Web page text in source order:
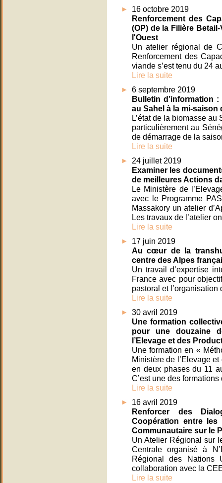
16 octobre 2019
Renforcement des
(OP) de la Filière
l'Ouest
Un atelier régional de
Renforcement des
viande s’est tenu du 24
Lire la suite
6 septembre 2019
Bulletin d’information
au Sahel à la mi-saison
L’état de la biomasse
particulièrement au
de démarrage de la
Lire la suite
24 juillet 2019
Examiner les
de meilleures Actions
Le Ministère de
avec le Programme
Massakory un atelier
Les travaux de l’atelier
Lire la suite
17 juin 2019
Au cœur de la
centre des Alpes
Un travail d’expertise
France avec pour
pastoral et
Lire la suite
30 avril 2019
Une formation
pour une douzaine
l’Elevage et des
Une formation en «
Ministère de l’Elevage
en deux phases du 11
C’est une des
Lire la suite
16 avril 2019
Renforcer des
Coopération entre
Communautaire sur le
Un Atelier Régional sur
Centrale organisé à
Régional des Nations
collaboration avec la
Lire la suite